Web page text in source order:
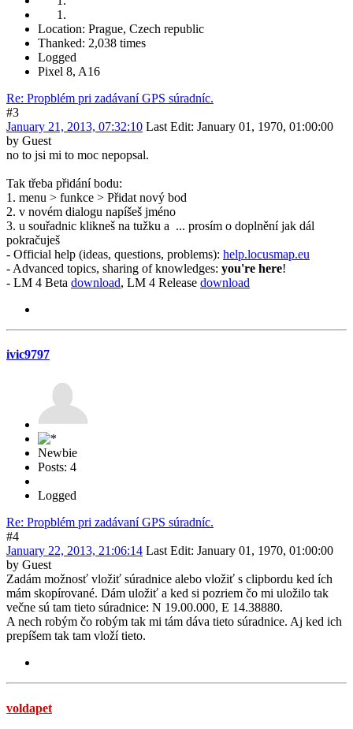
Location: Prague, Czech republic
Thanked: 2,038 times
Logged
Pixel 8, A16
Re: Propblém pri zadávaní GPS súradníc.
#3
January 21, 2013, 07:32:10 Last Edit: January 01, 1970, 01:00:00
by Guest
no to jsi mi to moc nepopsal.
Tak třeba přidání bodu:
1. menu > funkce > Přidat nový bod
2. v novém dialogu napíšeš jméno
3. u souřadnic klikneš na tužku a ... prosím o doplnění jak dál
pokračuješ
- Official help (ideas, questions, problems): help.locusmap.eu
- Advanced topics, sharing of knowledges: you're here!
- LM 4 Beta download, LM 4 Release download
ivic9797
Newbie
Posts: 4
Logged
Re: Propblém pri zadávaní GPS súradníc.
#4
January 22, 2013, 21:06:14 Last Edit: January 01, 1970, 01:00:00
by Guest
Zadám možnosť vložiť súradnice alebo vložiť s clipbordu ked ích
mám skopírované. Dám uložiť a ked si pozriem čo mi uložilo tak
večne sú tam tieto súradnice: N 19.00.000, E 14.38880.
A nech robým čo robým tak mi tám dáva tieto súradnice. Aj ked ich
prepíšem tak tam vloží tieto.
voldapet